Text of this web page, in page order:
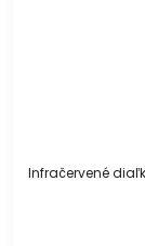
Infračervené